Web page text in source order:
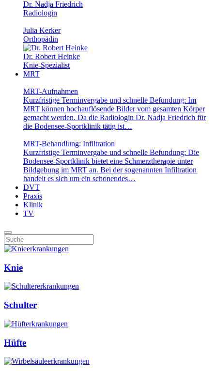
Dr. Nadja Friedrich
Radiologin
Julia Kerker
Orthopädin
Dr. Robert Heinke
Knie-Spezialist
MRT
MRT-Aufnahmen
Kurzfristige Terminvergabe und schnelle Befundung: Im
MRT können hochauflösende Bilder vom gesamten Körper
gemacht werden. Da die Radiologin Dr. Nadja Friedrich für
die Bodensee-Sportklinik tätig ist…
MRT-Behandlung: Infiltration
Kurzfristige Terminvergabe und schnelle Befundung: Die
Bodensee-Sportklinik bietet eine Schmerztherapie unter
Bildgebung im MRT an. Bei der sogenannten Infiltration
handelt es sich um ein schonendes…
DVT
Praxis
Klinik
TV
Knie
Schulter
Hüfte